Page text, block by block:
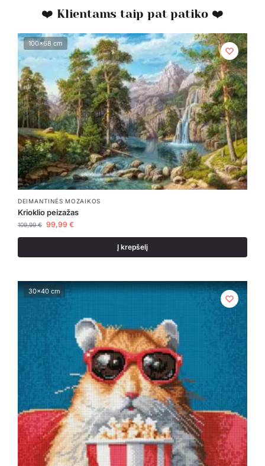
❤️ Klientams taip pat patiko ❤️
100x68 cm
DEIMANTINĖS MOZAIKOS
Krioklio peizažas
109,99€ 99,99 €
Į krepšelį
30x40 cm